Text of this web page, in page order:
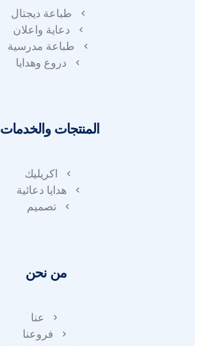
طباعة ديجتال
دعاية واعلان
طباعة مدرسية
دروع وهدايا
المنتجات والخدمات
اكريليك
هدايا دعائية
تصميم
من نحن
عنا
فروعنا